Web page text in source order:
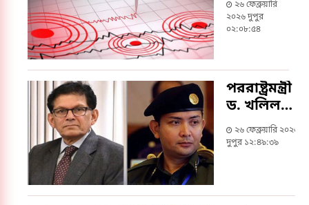
দেশ
২৬ ফেব্রুয়ারি
২০২৬ দুপুর
০২:০৮:৫৪
পররাষ্ট্রমন্ত্রী
ড. খলিলকে
আরাকান
সেনাপ্রধানের
২৬ ফেব্রুয়ারি ২০২৬
দুপুর ১২:৪৯:৩৯